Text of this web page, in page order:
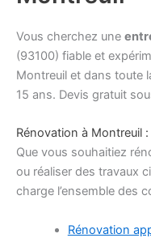
Vous cherchez une
(93100) fiable et
Montreuil et dans toute
15 ans. Devis gratuit
Rénovation à Montreuil
Que vous souhaitiez
ou réaliser des travaux
charge l’ensemble des
Rénovation